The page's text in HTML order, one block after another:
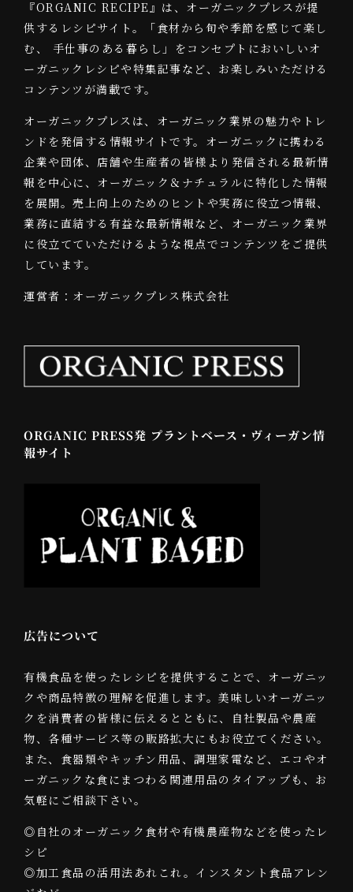
『ORGANIC RECIPE』は、オーガニックプレスが提
供するレシピサイト。「食材から旬や季節を感じて楽し
む、 手仕事のある暮らし」をコンセプトにおいしいオ
ーガニックレシピや特集記事など、お楽しみいただける
コンテンツが満載です。
オーガニックプレスは、オーガニック業界の魅力やトレ
ンドを発信する情報サイトです。オーガニックに携わる
企業や団体、店舗や生産者の皆様より発信される最新情
報を中心に、オーガニック＆ナチュラルに特化した情報
を展開。売上向上のためのヒントや実務に役立つ情報、
業務に直結する有益な最新情報など、オーガニック業界
に役立てていただけるような視点でコンテンツをご提供
しています。
運営者：オーガニックプレス株式会社
ORGANIC PRESS発 プラントベース・ヴィーガン情
報サイト
広告について
有機食品を使ったレシピを提供することで、オーガニッ
クや商品特徴の理解を促進します。美味しいオーガニッ
クを消費者の皆様に伝えるとともに、自社製品や農産
物、各種サービス等の販路拡大にもお役立てください。
また、食器類やキッチン用品、調理家電など、エコやオ
ーガニックな食にまつわる関連用品のタイアップも、お
気軽にご相談下さい。
◎自社のオーガニック食材や有機農産物などを使ったレ
シピ
◎加工食品の活用法あれこれ。インスタント食品アレン